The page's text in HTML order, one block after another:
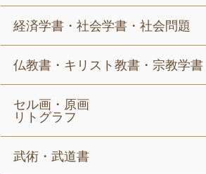
経済学書・社会学書・社会問題
仏教書・キリスト教書・宗教学書
セル画・原画
リトグラフ
武術・武道書